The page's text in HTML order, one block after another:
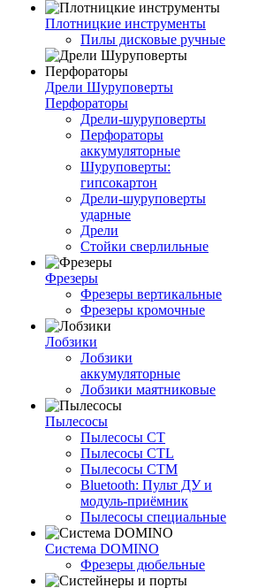
Плотницкие инструменты
Пилы дисковые ручные
Дрели Шуруповерты
Перфораторы
Дрели-шуруповерты
Перфораторы
аккумуляторные
Шуруповерты:
гипсокартон
Дрели-шуруповерты
ударные
Дрели
Стойки сверлильные
Фрезеры
Фрезеры вертикальные
Фрезеры кромочные
Лобзики
Лобзики
аккумуляторные
Лобзики маятниковые
Пылесосы
Пылесосы CT
Пылесосы CTL
Пылесосы CTM
Bluetooth: Пульт ДУ и
модуль-приёмник
Пылесосы специальные
Система DOMINO
Фрезеры дюбельные